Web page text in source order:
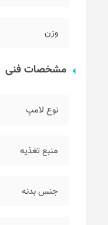
وزن
مشخصات فنی
نوع لامپ
منبع تغذیه
جنس بدنه